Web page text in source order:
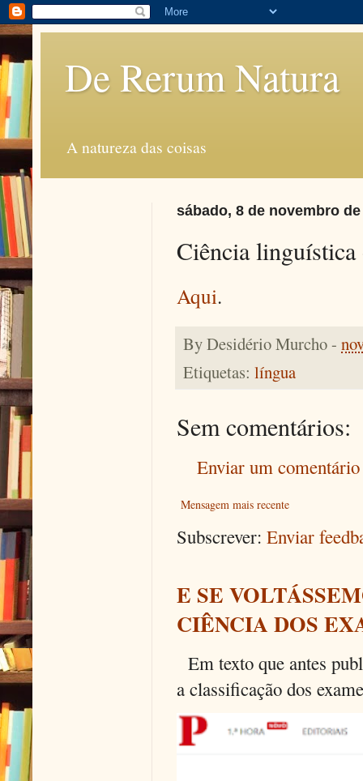
De Rerum Natura
A natureza das coisas
sábado, 8 de novembro de
Ciência linguística
Aqui.
ByDesidério Murcho-
Etiquetas: língua
Sem comentários:
Enviar um comentário
Mensagem mais recente
Subscrever: Enviar
E SE
CIÊNCIA DOS
Em texto que antes
a classificação dos